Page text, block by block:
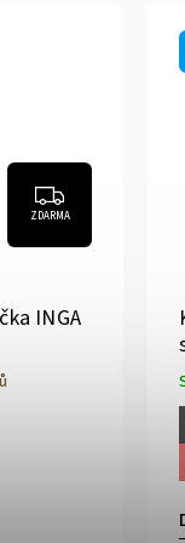
ZDARMA
INGA